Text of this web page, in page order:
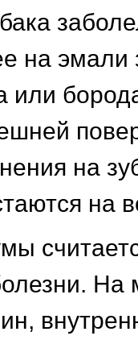
на эмали
или
на
на